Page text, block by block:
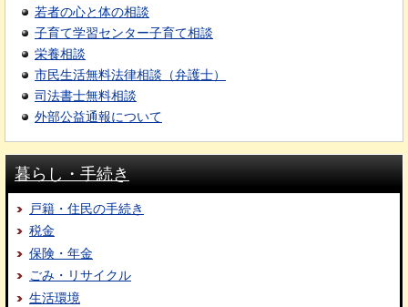
若者の心と体の相談
子育て学習センター子育て相談
栄養相談
市民生活無料法律相談（弁護士）
司法書士無料相談
外部公益通報について
暮らし・手続き
戸籍・住民の手続き
税金
保険・年金
ごみ・リサイクル
生活環境